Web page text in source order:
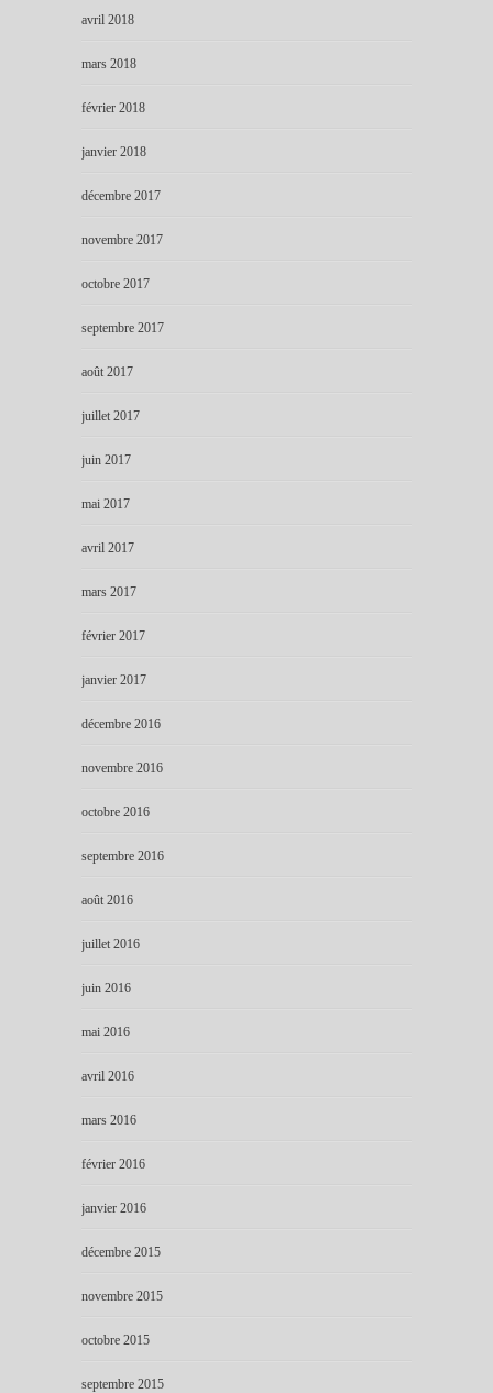
avril 2018
mars 2018
février 2018
janvier 2018
décembre 2017
novembre 2017
octobre 2017
septembre 2017
août 2017
juillet 2017
juin 2017
mai 2017
avril 2017
mars 2017
février 2017
janvier 2017
décembre 2016
novembre 2016
octobre 2016
septembre 2016
août 2016
juillet 2016
juin 2016
mai 2016
avril 2016
mars 2016
février 2016
janvier 2016
décembre 2015
novembre 2015
octobre 2015
septembre 2015